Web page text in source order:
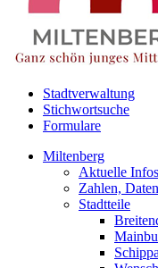
Stadtverwaltung
Stichwortsuche
Formulare
Miltenberg
Aktuelle Infos
Zahlen,
Stadtteile